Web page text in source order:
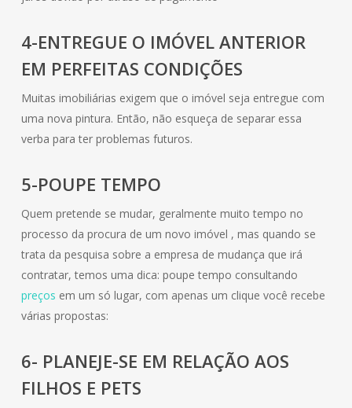
4-ENTREGUE O IMÓVEL ANTERIOR
EM PERFEITAS CONDIÇÕES
Muitas imobiliárias exigem que o imóvel seja entregue com
uma nova pintura. Então, não esqueça de separar essa
verba para ter problemas futuros.
5-POUPE TEMPO
Quem pretende se mudar, geralmente muito tempo no
processo da procura de um novo imóvel , mas quando se
trata da pesquisa sobre a empresa de mudança que irá
contratar, temos uma dica: poupe tempo consultando
preços em um só lugar, com apenas um clique você recebe
várias propostas:
6- PLANEJE-SE EM RELAÇÃO AOS
FILHOS E PETS